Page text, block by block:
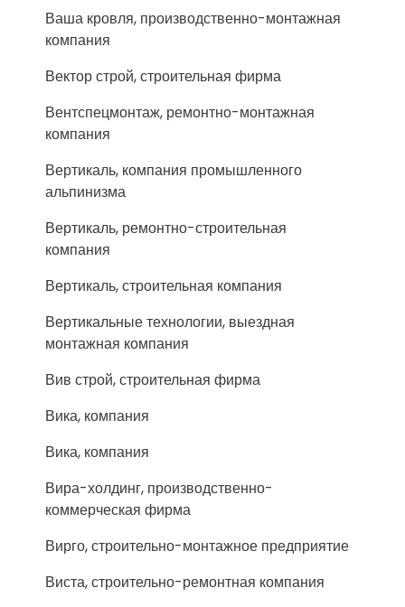
Ваша кровля, производственно-монтажная
компания
Вектор строй, строительная фирма
Вентспецмонтаж, ремонтно-монтажная
компания
Вертикаль, компания промышленного
альпинизма
Вертикаль, ремонтно-строительная
компания
Вертикаль, строительная компания
Вертикальные технологии, выездная
монтажная компания
Вив строй, строительная фирма
Вика, компания
Вика, компания
Вира-холдинг, производственно-
коммерческая фирма
Вирго, строительно-монтажное предприятие
Виста, строительно-ремонтная компания